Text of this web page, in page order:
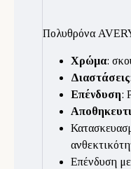
Πολυθρόνα
Χρώμα:
Διαστάσεις
Επένδυση:
Επένδυση